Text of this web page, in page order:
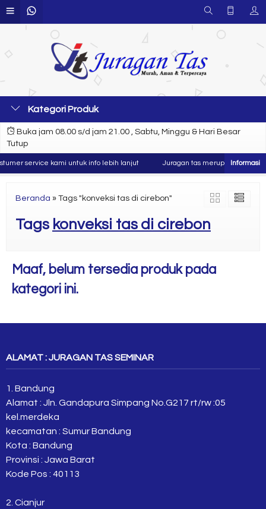
Kategori Produk
Buka jam 08.00 s/d jam 21.00 , Sabtu, Minggu & Hari Besar
Tutup
service kami untuk info lebih lanjut Juragan tas merupakan
Beranda » Tags "konveksi tas di cirebon"
Tags konveksi tas di cirebon
Maaf, belum tersedia produk pada
kategori ini.
ALAMAT : JURAGAN TAS SEMINAR
1. Bandung
Alamat : Jln. Gandapura Simpang No.G217 rt/rw :05
kel.merdeka
kecamatan : Sumur Bandung
Kota : Bandung
Provinsi : Jawa Barat
Kode Pos : 40113
2. Cianjur